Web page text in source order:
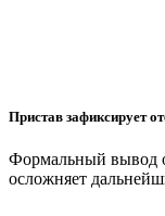
Пристав зафиксирует
Формальный вывод
осложняет